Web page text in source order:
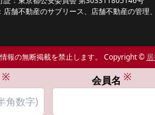
店舗不動産のサブリース、店舗不動産の管理
報の無断掲載を禁止します。 Copyright ©
※ 会員名 ※